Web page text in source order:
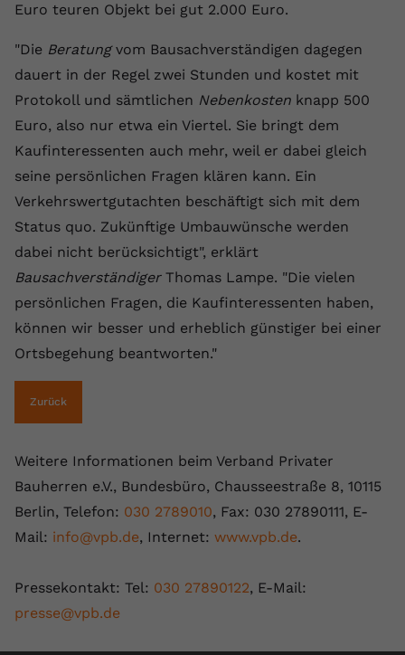
Euro teuren Objekt bei gut 2.000 Euro.
"Die Beratungvom Bausachverständigen dagegen
dauert in der Regel zwei Stunden und kostet mit
Protokoll und sämtlichen Nebenkosten knapp 500
Euro, also nur etwa ein Viertel. Sie bringt dem
Kaufinteressenten auch mehr, weil er dabei gleich
seine persönlichen Fragen klären kann. Ein
Verkehrswertgutachten beschäftigt sich mit dem
Status quo. Zukünftige Umbauwünsche werden
dabei nicht berücksichtigt", erklärt
BausachverständigerThomas Lampe. "Die vielen
persönlichen Fragen, die Kaufinteressenten haben,
können wir besser und erheblich günstiger bei einer
Ortsbegehung beantworten."
Zurück
Weitere Informationen beim Verband Privater
Bauherren e.V., Bundesbüro, Chausseestraße 8, 10115
Berlin, Telefon: 030 2789010, Fax: 030 27890111, E-
Mail: info@vpb.de, Internet: www.vpb.de.
Pressekontakt: Tel: 030 27890122, E-Mail:
presse@vpb.de
Anbieter Youtube.com
Laufzeit Session
Zweck
YouTube setzt diesen Cookie, um die
Videopräferenzen des Nutzers zu
speichern, der eingebettete YouTube-
Videos verwendet.